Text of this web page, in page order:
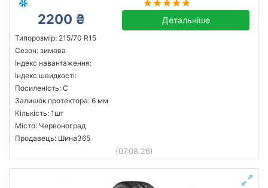
2200 ₴ Детальніше
Типорозмір: 215/70 R15
Сезон: зимова
Індекс навантаження:
Індекс швидкості:
Посиленість: C
Залишок протектора: 6 мм
Кількість: 1шт
Місто: Червоноград
Продавець: Шина365
(07.08.26)